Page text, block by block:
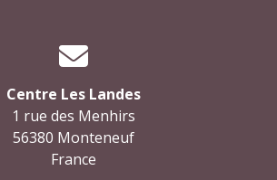
Centre Les Landes
1 rue des Menhirs
56380 Monteneuf
France